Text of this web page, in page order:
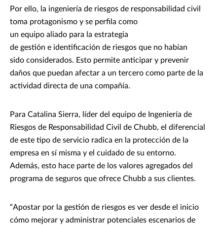
Por ello, la ingeniería de riesgos de responsabilidad civil
toma protagonismo y se perfila como
un equipo aliado para la estrategia
de gestión e identificación de riesgos que no habían
sido considerados. Esto permite anticipar y prevenir
daños que puedan afectar a un tercero como parte de la
actividad directa de una compañía.
Para Catalina Sierra, líder del equipo de Ingeniería de
Riesgos de Responsabilidad Civil de Chubb, el diferencial
de este tipo de servicio radica en la protección de la
empresa en sí misma y el cuidado de su entorno.
Además, esto hace parte de los valores agregados del
programa de seguros que ofrece Chubb a sus clientes.
“Apostar por la gestión de riesgos es ver desde el inicio
cómo mejorar y administrar potenciales escenarios de